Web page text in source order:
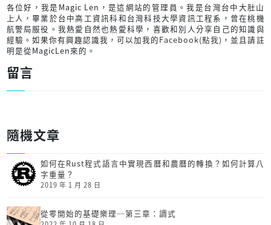
各位好，我是Magic Len，是這網站的管理員。我是台灣台中大肚山
上人，畢業於台中高工資訊科和台灣科技大學資訊工程系，曾在桃機
航警局服役。我熱愛自然也熱愛科學，喜歡和別人分享自己的知識與
經驗。如果你有興趣認識我，可以加我的Facebook(點我) ，並且請註
明是從MagicLen來的。
留言
隨機文章
如何在Rust程式語言中實現西曆和農曆的轉換？如何計算八
字重量？
2019 年 1 月 28 日
從零開始的基礎樂理─第三章：調式